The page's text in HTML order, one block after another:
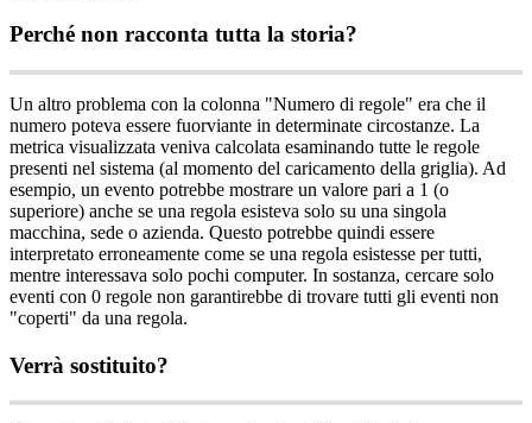
Perché non racconta tutta la storia?
Un altro problema con la colonna "Numero di regole" era che il
numero poteva essere fuorviante in determinate circostanze. La
metrica visualizzata veniva calcolata esaminando tutte le regole
presenti nel sistema (al momento del caricamento della griglia). Ad
esempio, un evento potrebbe mostrare un valore pari a 1 (o
superiore) anche se una regola esisteva solo su una singola
macchina, sede o azienda. Questo potrebbe quindi essere
interpretato erroneamente come se una regola esistesse per tutti,
mentre interessava solo pochi computer. In sostanza, cercare solo
eventi con 0 regole non garantirebbe di trovare tutti gli eventi non
"coperti" da una regola.
Verrà sostituito?